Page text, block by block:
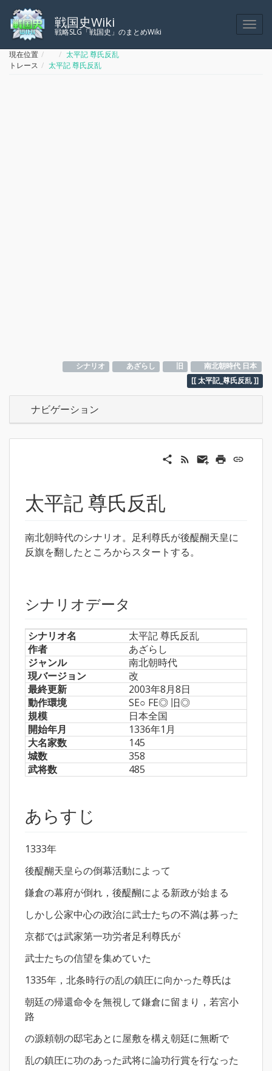
戦国史Wiki
戦略SLG「戦国史」のまとめWiki
現在位置 Home
太平記 尊氏反乱
トレース
太平記 尊氏反乱
シナリオ あざらし 旧
南北朝時代 日本
太平記_尊氏反乱
ナビゲーション
太平記 尊氏反乱
南北朝時代のシナリオ。足利尊氏が後醍醐天皇に
反旗を翻したところからスタートする。
シナリオデータ
シナリオ名
太平記 尊氏反乱
作者
あざらし
ジャンル
南北朝時代
現バージョン
改
最終更新
2003年8月8日
動作環境
SE○ FE◎ 旧◎
規模
日本全国
開始年月
1336年1月
大名家数
145
城数
358
武将数
485
あらすじ
1333年
後醍醐天皇らの倒幕活動によって
鎌倉の幕府が倒れ，後醍醐による新政が始まる
しかし公家中心の政治に武士たちの不満は募った
京都では武家第一功労者足利尊氏が
武士たちの信望を集めていた
1335年，北条時行の乱の鎮圧に向かった尊氏は
朝廷の帰還命令を無視して鎌倉に留まり，若宮小
路
の源頼朝の邸宅あとに屋敷を構え朝廷に無断で
乱の鎮圧に功のあった武将に論功行賞を行なった